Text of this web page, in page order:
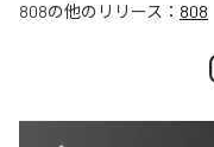
808の他のリリース： 808